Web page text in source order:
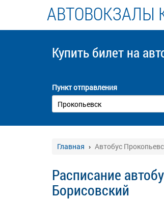
АВТОВОКЗАЛЫ
Купить билет на
Пункт отправления
Главная Автобус
Расписание
Борисовский